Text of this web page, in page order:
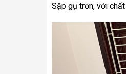
Sập gụ trơn, với